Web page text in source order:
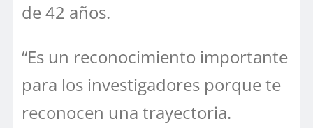
de 42 años.
“Es un reconocimiento importante
para los investigadores porque te
reconocen una trayectoria.